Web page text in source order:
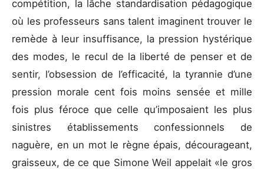
compétition, la lâche standardisation pédagogique
où les professeurs sans talent imaginent trouver le
remède à leur insuffisance, la pression hystérique
des modes, le recul de la liberté de penser et de
sentir, l’obsession de l’efficacité, la tyrannie d’une
pression morale cent fois moins sensée et mille
fois plus féroce que celle qu’imposaient les plus
sinistres établissements confessionnels de
naguère, en un mot le règne épais, décourageant,
graisseux, de ce que Simone Weil appelait «le gros